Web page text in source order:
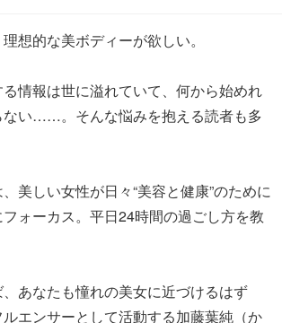
想的な美ボディーが欲しい。
情報は世に溢れていて、何から始めれ
ない……。そんな悩みを抱える読者も多
美しい女性が日々“美容と健康”のために
ォーカス。平日24時間の過ごし方を教
あなたも憧れの美女に近づけるはず
エンサーとして活動する加藤葉純（か